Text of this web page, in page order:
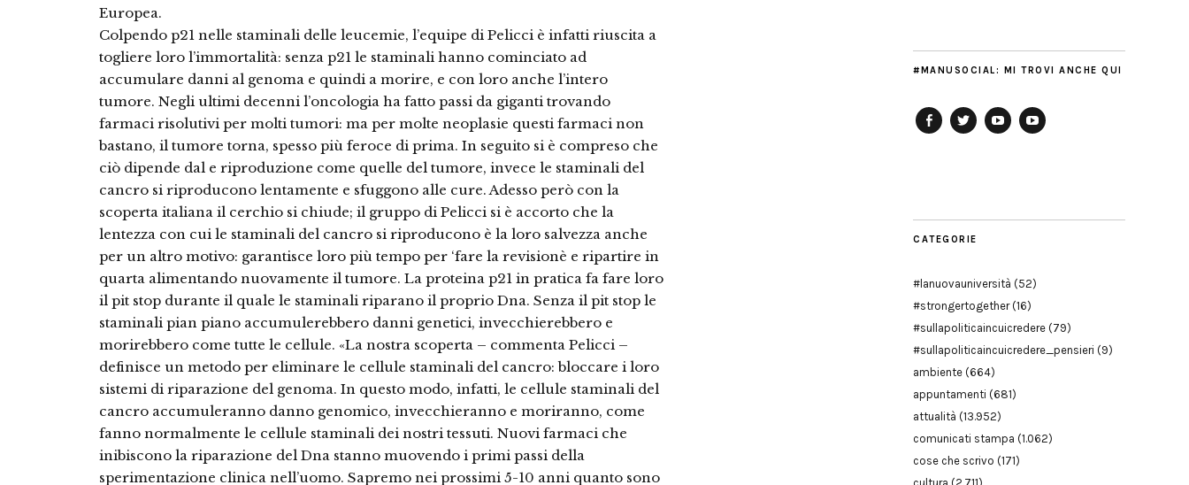
Europea.
Colpendo p21 nelle staminali delle leucemie, l’equipe di Pelicci è infatti riuscita a
togliere loro l’immortalità: senza p21 le staminali hanno cominciato ad
accumulare danni al genoma e quindi a morire, e con loro anche l’intero
tumore. Negli ultimi decenni l’oncologia ha fatto passi da giganti trovando
farmaci risolutivi per molti tumori: ma per molte neoplasie questi farmaci non
bastano, il tumore torna, spesso più feroce di prima. In seguito si è compreso che
ciò dipende dal e riproduzione come quelle del tumore, invece le staminali del
cancro si riproducono lentamente e sfuggono alle cure. Adesso però con la
scoperta italiana il cerchio si chiude; il gruppo di Pelicci si è accorto che la
lentezza con cui le staminali del cancro si riproducono è la loro salvezza anche
per un altro motivo: garantisce loro più tempo per ‘fare la revisionè e ripartire in
quarta alimentando nuovamente il tumore. La proteina p21 in pratica fa fare loro
il pit stop durante il quale le staminali riparano il proprio Dna. Senza il pit stop le
staminali pian piano accumulerebbero danni genetici, invecchierebbero e
morirebbero come tutte le cellule. «La nostra scoperta – commenta Pelicci –
definisce un metodo per eliminare le cellule staminali del cancro: bloccare i loro
sistemi di riparazione del genoma. In questo modo, infatti, le cellule staminali del
cancro accumuleranno danno genomico, invecchieranno e moriranno, come
fanno normalmente le cellule staminali dei nostri tessuti. Nuovi farmaci che
inibiscono la riparazione del Dna stanno muovendo i primi passi della
sperimentazione clinica nell’uomo. Sapremo nei prossimi 5-10 anni quanto sono
#MANUSOCIAL: MI TROVI ANCHE QUI
CATEGORIE
#lanuovauniversità (52)
#strongertogether(16)
#sullapoliticaincuicredere (79)
#sullapoliticaincuicredere_pensieri (9)
ambiente (664)
appuntamenti (681)
attualità (13.952)
comunicati stampa (1.062)
cose che scrivo (171)